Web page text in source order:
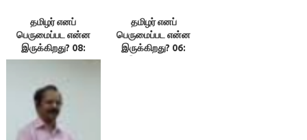
தமிழர் எனப்
பெருமைப்பட என்ன
இருக்கிறது? 08:
வீட்டிலும் ஏட்டிலும்
நாம் : இலக்குவனார்
திருவள்ளுவன்
தமிழர் எனப்
பெருமைப்பட என்ன
இருக்கிறது? 06: